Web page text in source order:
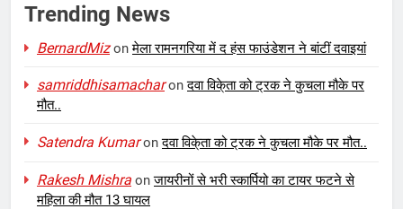
Trending News
BernardMizonमेला रामनगरिया में द हंस फाउंडेशन ने बांटीं दवाइयां
samriddhisamacharonदवा विके्ता को ट्रक ने कुचला मौके पर
मौत..
Satendra Kumaronदवा विके्ता को ट्रक ने कुचला मौके पर मौत..
Rakesh Mishra onजायरीनों से भरी स्कार्पियो का टायर फटने से
महिला की मौत 13 घायल